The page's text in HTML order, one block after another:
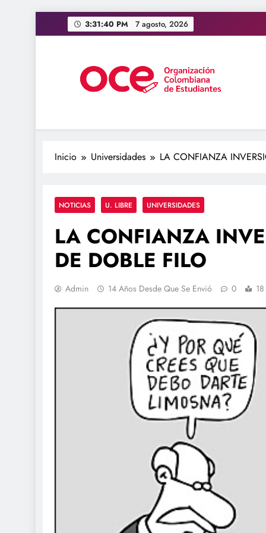
al
3:31:41 PM 7 agosto, 2026
OCE Colombia
Inicio Universidades LA CONFIANZA
NOTICIAS U. LIBRE UNIVERSIDADES
LA CONFIANZA
DE DOBLE FILO
Admin 14 Años Desde Que Se Envió 0